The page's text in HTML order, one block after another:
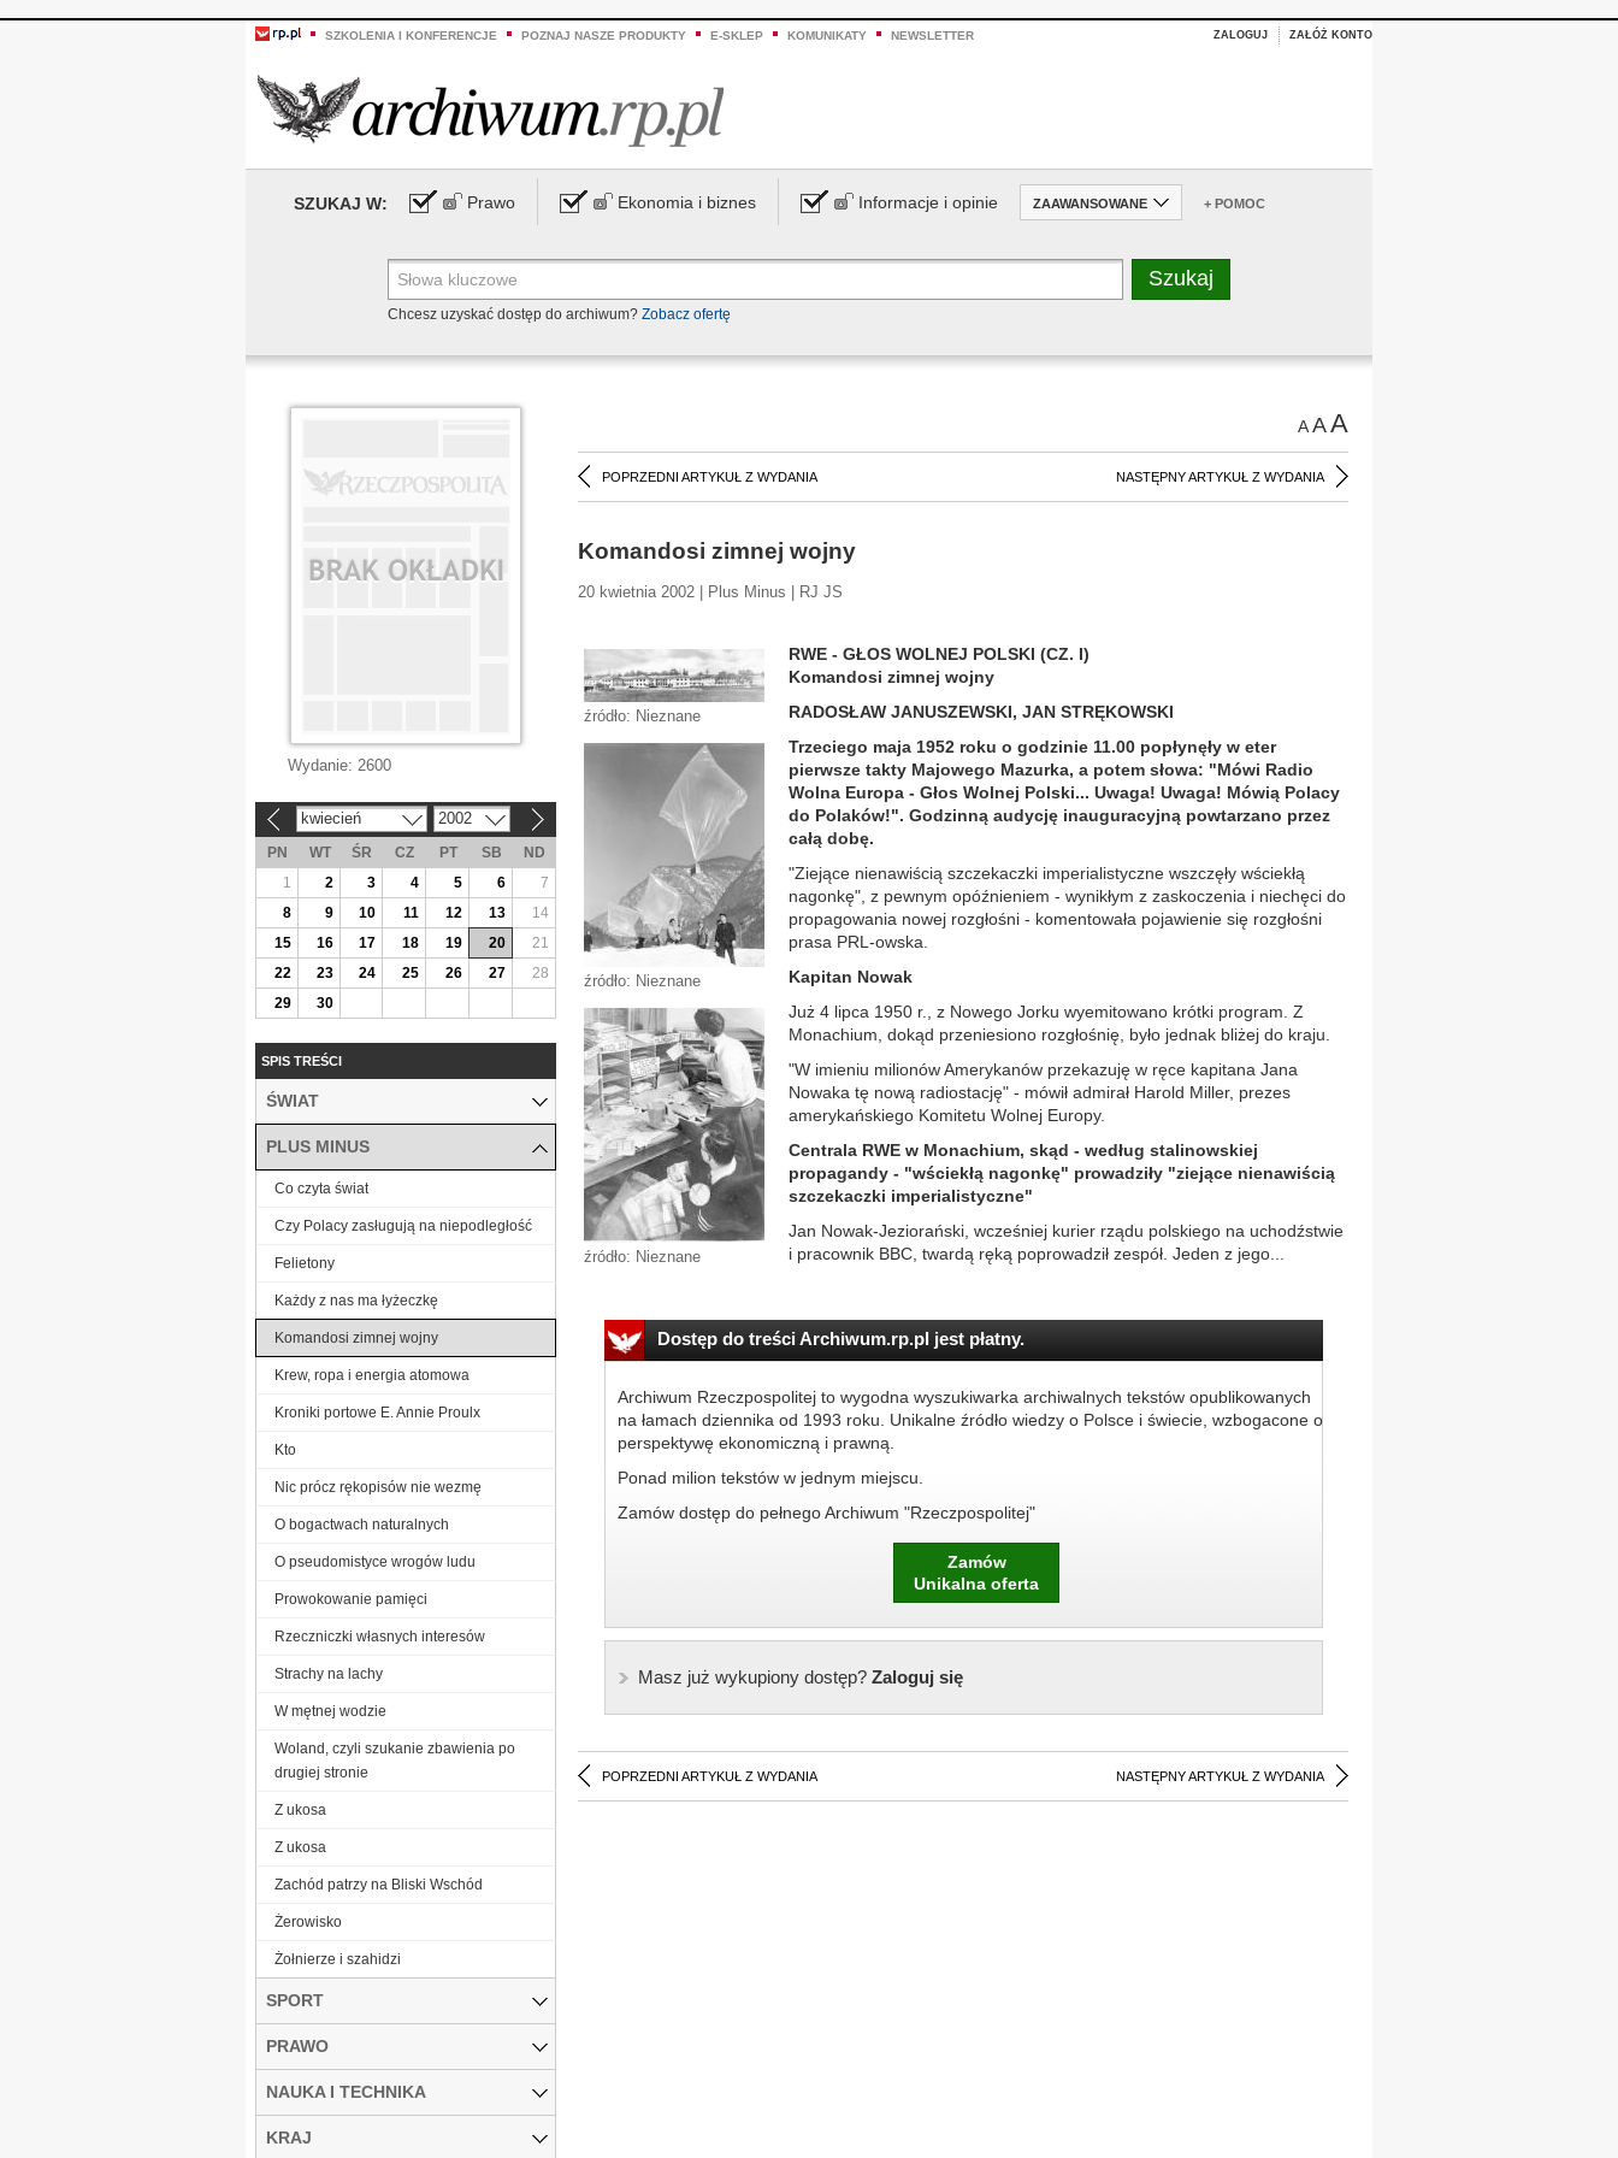
SZKOLENIA I KONFERENCJE POZNAJ NASZE PRODUKTY E-SKLEP KOMUNIKATY NEWSLETTER ZALOGUJ ZAŁÓŻ KONTO
SZUKAJ W: Prawo Ekonomia i biznes Informacje i opinie ZAAWANSOWANE + POMOC
Chcesz uzyskać dostęp do archiwum? Zobacz ofertę
AAA
POPRZEDNI ARTYKUŁ Z WYDANIA NASTĘPNY ARTYKUŁ Z WYDANIA
Komandosi zimnej wojny
20 kwietnia 2002 | Plus Minus | RJ JS
źródło: Nieznane
źródło: Nieznane
źródło: Nieznane
RWE - GŁOS WOLNEJ POLSKI (CZ. I)
Komandosi zimnej wojny
RADOSŁAW JANUSZEWSKI, JAN STRĘKOWSKI
Trzeciego maja 1952 roku o godzinie 11.00 popłynęły w eter
pierwsze takty Majowego Mazurka, a potem słowa: "Mówi Radio
Wolna Europa - Głos Wolnej Polski... Uwaga! Uwaga! Mówią Polacy
do Polaków!". Godzinną audycję inauguracyjną powtarzano przez
całą dobę.
"Ziejące nienawiścią szczekaczki imperialistyczne wszczęły wściekłą
nagonkę", z pewnym opóźnieniem - wynikłym z zaskoczenia i niechęci do
propagowania nowej rozgłośni - komentowała pojawienie się rozgłośni
prasa PRL-owska.
Kapitan Nowak
Już 4 lipca 1950 r., z Nowego Jorku wyemitowano krótki program. Z
Monachium, dokąd przeniesiono rozgłośnię, było jednak bliżej do kraju.
"W imieniu milionów Amerykanów przekazuję w ręce kapitana Jana
Nowaka tę nową radiostację" - mówił admirał Harold Miller, prezes
amerykańskiego Komitetu Wolnej Europy.
Centrala RWE w Monachium, skąd - według stalinowskiej
propagandy - "wściekłą nagonkę" prowadziły "ziejące nienawiścią
szczekaczki imperialistyczne"
Jan Nowak-Jeziorański, wcześniej kurier rządu polskiego na uchodźstwie
i pracownik BBC, twardą ręką poprowadził zespół. Jeden z jego...
Dostęp do treści Archiwum.rp.pl jest płatny.
Archiwum Rzeczpospolitej to wygodna wyszukiwarka archiwalnych tekstów opublikowanych
na łamach dziennika od 1993 roku. Unikalne źródło wiedzy o Polsce i świecie, wzbogacone o
perspektywę ekonomiczną i prawną.
Ponad milion tekstów w jednym miejscu.
Zamów dostęp do pełnego Archiwum "Rzeczpospolitej"
Zamów
Unikalna oferta
Masz już wykupiony dostęp?Zaloguj się
POPRZEDNI ARTYKUŁ Z WYDANIA NASTĘPNY ARTYKUŁ Z WYDANIA
Wydanie: 2600
kwiecień 2002
PN WT ŚR CZ PT SB
ND
1
2 3 4 5 6
7
8
9 10 11 12 13
14
15
16 17 18 19 20
21
22
23 24 25 26 27
28
29
30
SPIS TREŚCI
ŚWIAT
PLUS MINUS
Co czyta świat
Czy Polacy zasługują na niepodległość
Felietony
Każdy z nas ma łyżeczkę
Komandosi zimnej wojny
Krew, ropa i energia atomowa
Kroniki portowe E. Annie Proulx
Kto
Nic prócz rękopisów nie wezmę
O bogactwach naturalnych
O pseudomistyce wrogów ludu
Prowokowanie pamięci
Rzeczniczki własnych interesów
Strachy na lachy
W mętnej wodzie
Woland, czyli szukanie zbawienia po
drugiej stronie
Z ukosa
Z ukosa
Zachód patrzy na Bliski Wschód
Żerowisko
Żołnierze i szahidzi
SPORT
PRAWO
NAUKA I TECHNIKA
KRAJ